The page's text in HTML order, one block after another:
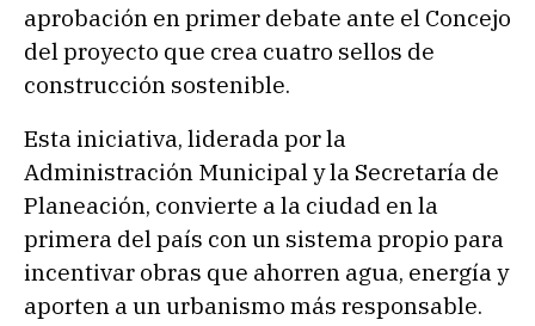
aprobación en primer debate ante el Concejo
del proyecto que crea cuatro sellos de
construcción sostenible.
Esta iniciativa, liderada por la
Administración Municipal y la Secretaría de
Planeación, convierte a la ciudad en la
primera del país con un sistema propio para
incentivar obras que ahorren agua, energía y
aporten a un urbanismo más responsable.